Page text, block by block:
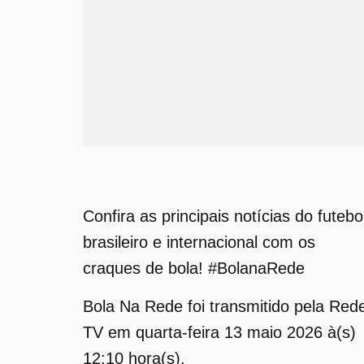
Confira as principais notícias do
brasileiro e internacional com os
craques de bola! #BolanaRede
Bola Na Rede foi transmitido pela
TV em quarta-feira 13 maio 2026 à(s)
12:10 hora(s).